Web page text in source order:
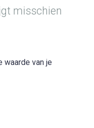
misschien
waarde van je